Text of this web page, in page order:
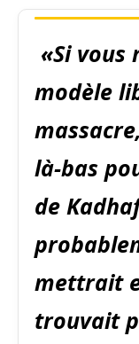
«Si vous
modèle
là-bas
de
mettrait
trouvait